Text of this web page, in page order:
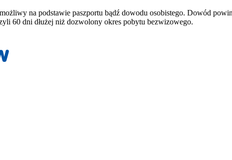
na podstawie paszportu bądź dowodu osobistego. Dowód
60 dni dłużej niż dozwolony okres pobytu bezwizowego.